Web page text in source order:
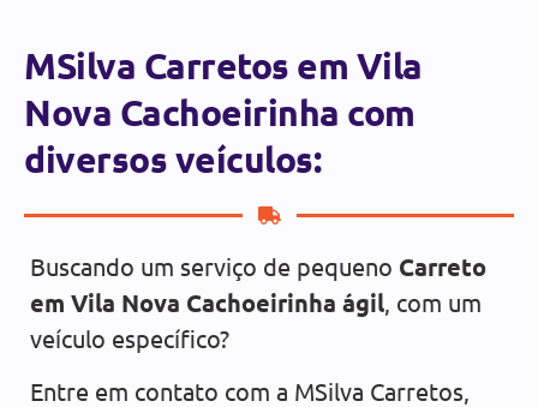
MSilva Carretos em Vila
Nova Cachoeirinha com
diversos veículos:
Buscando um serviço de pequeno Carreto
em Vila Nova Cachoeirinha ágil , com um
veículo específico?
Entre em contato com a MSilva Carretos,